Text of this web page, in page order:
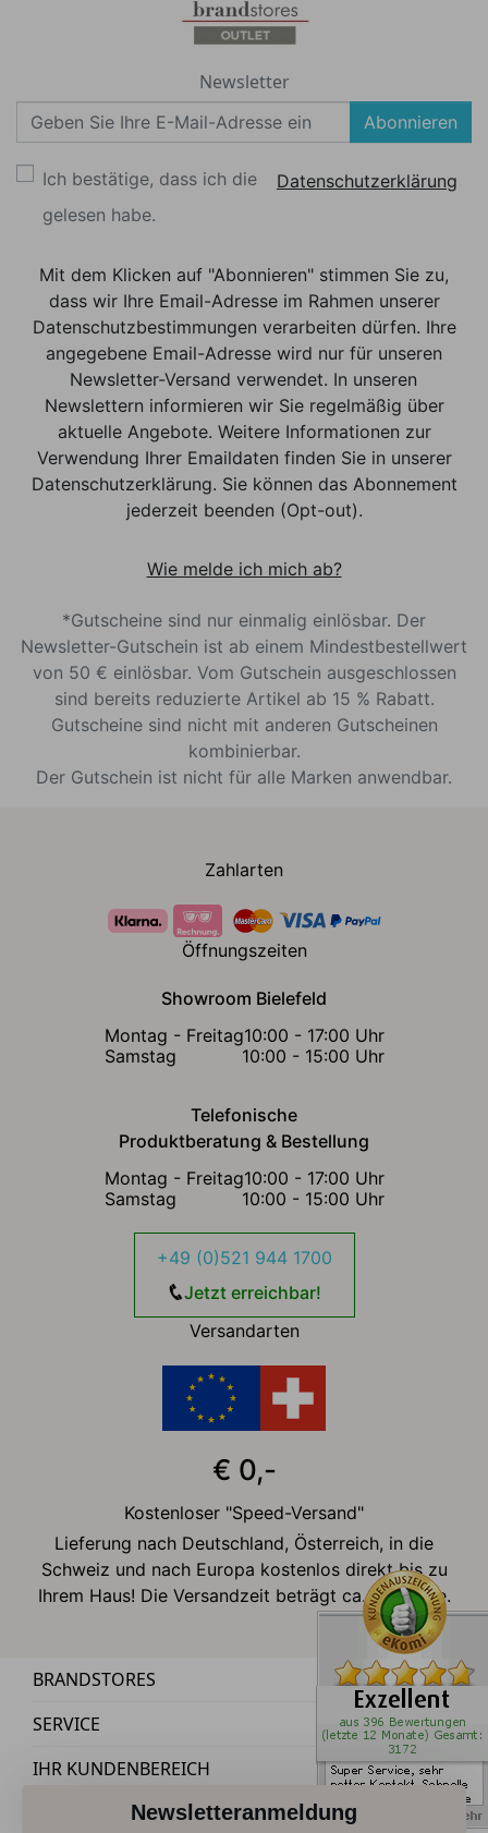
Newsletter
Abonnieren
Ich bestätige, dass ich die
Datenschutzerklärung
gelesen habe.
Mit dem Klicken auf "Abonnieren" stimmen Sie zu,
dass wir Ihre Email-Adresse im Rahmen unserer
Datenschutzbestimmungen verarbeiten dürfen. Ihre
angegebene Email-Adresse wird nur für unseren
Newsletter-Versand verwendet. In unseren
Newslettern informieren wir Sie regelmäßig über
aktuelle Angebote. Weitere Informationen zur
Verwendung Ihrer Emaildaten finden Sie in unserer
Datenschutzerklärung. Sie können das Abonnement
jederzeit beenden (Opt-out).
Wie melde ich mich ab?
*Gutscheine sind nur einmalig einlösbar. Der
Newsletter-Gutschein ist ab einem Mindestbestellwert
von 50 € einlösbar. Vom Gutschein ausgeschlossen
sind bereits reduzierte Artikel ab 15 % Rabatt.
Gutscheine sind nicht mit anderen Gutscheinen
kombinierbar.
Der Gutschein ist nicht für alle Marken anwendbar.
Zahlarten
Öffnungszeiten
Showroom Bielefeld
Montag - Freitag10:00 - 17:00 Uhr
Samstag
10:00 - 15:00 Uhr
Telefonische
Produktberatung & Bestellung
Montag - Freitag10:00 - 17:00 Uhr
Samstag
10:00 - 15:00 Uhr
+49 (0)521 944 1700
Jetzt erreichbar!
Versandarten
€ 0,-
Kostenloser "Speed-Versand"
Lieferung nach Deutschland, Österreich, in die
Schweiz und nach Europa kostenlos direkt bis zu
Ihrem Haus! Die Versandzeit beträgt ca. 2-3 Tage.
BRANDSTORES
SERVICE
IHR KUNDENBEREICH
Newsletteranmeldung